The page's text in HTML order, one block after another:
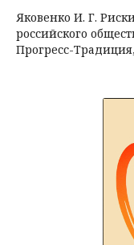
Яковенко И. Г.
российского
Прогресс-